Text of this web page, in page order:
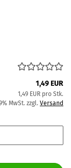
1,49 EUR
1,49 EUR pro Stk.
MwSt. zzgl. Versand